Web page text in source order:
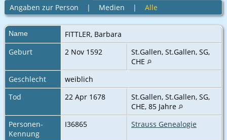
Angaben zur Person | Medien | Alle
Name FITTLER, Barbara
Geburt
2 Nov 1592
St.Gallen, St.Gallen, SG,
CHE
Geschlecht
weiblich
Tod
22 Apr 1678
St.Gallen, St.Gallen, SG,
CHE‎, 85 Jahre
Personen-
Kennung
I36865 Strauss Genealogie